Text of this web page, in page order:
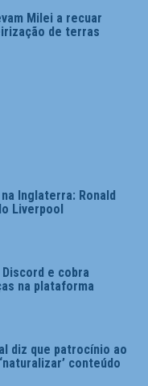
Milei a recuar
de terras
Inglaterra: Ronald
Liverpool
e cobra
na plataforma
diz que patrocínio ao
conteúdo